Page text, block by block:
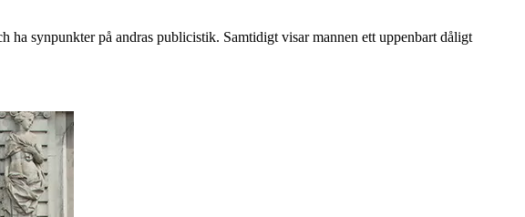
ha synpunkter på andras publicistik. Samtidigt visar mannen ett uppenbart dåligt